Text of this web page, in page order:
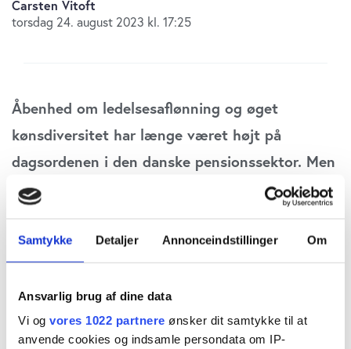
Samtykke Detaljer Annonceindstillinger Om
Ansvarlig brug af dine data
Vi og vores 1022 partnere ønsker dit samtykke til at
anvende cookies og indsamle persondata om IP-
Carsten Vitoft
torsdag 24. august 2023 kl. 17:25
Åbenhed om ledelsesaflønning og øget
kønsdiversitet har længe været højt på
dagsordenen i den danske pensionssektor. Men
pensionsselskabernes eksterne
mangfoldighed. Der er en blind vinkel i
sektorens åbenhed om disse forhold.
Mens pensionssektoren og resten af
finanssektoren i årevis har arbejdet hårdt på at få